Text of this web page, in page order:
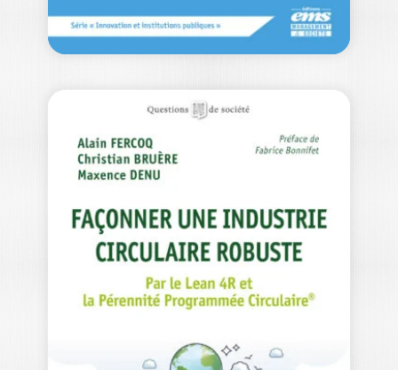
L’IA ET L’IA
GÉNÉRATIVE À
L’UNIVERSITÉ